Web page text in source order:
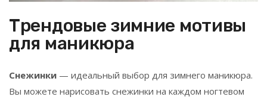
Трендовые зимние мотивы
для маникюра
Снежинки — идеальный выбор для зимнего маникюра.
Вы можете нарисовать снежинки на каждом ногтевом